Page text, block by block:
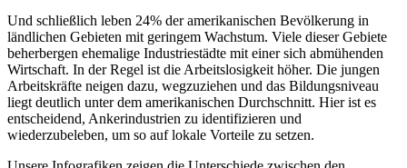
Und schließlich leben 24% der amerikanischen Bevölkerung in
ländlichen Gebieten mit geringem Wachstum. Viele dieser Gebiete
beherbergen ehemalige Industriestädte mit einer sich abmühenden
Wirtschaft. In der Regel ist die Arbeitslosigkeit höher. Die jungen
Arbeitskräfte neigen dazu, wegzuziehen und das Bildungsniveau
liegt deutlich unter dem amerikanischen Durchschnitt. Hier ist es
entscheidend, Ankerindustrien zu identifizieren und
wiederzubeleben, um so auf lokale Vorteile zu setzen.